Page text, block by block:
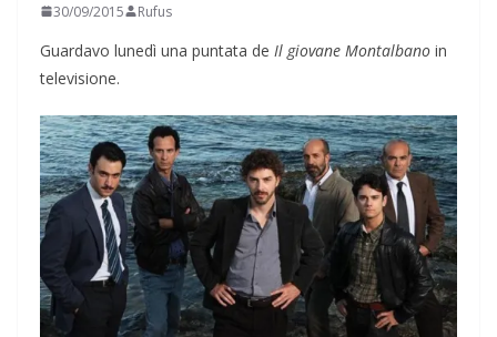
30/09/2015 Rufus
Guardavo lunedì una puntata de Il giovane Montalbano in
televisione.